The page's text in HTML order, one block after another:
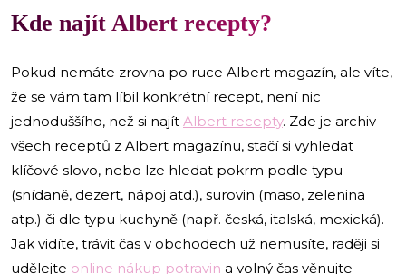
Kde najít Albert recepty?
Pokud nemáte zrovna po ruce Albert magazín, ale víte,
že se vám tam líbil konkrétní recept, není nic
jednoduššího, než si najít Albert recepty. Zde je archiv
všech receptů z Albert magazínu, stačí si vyhledat
klíčové slovo, nebo lze hledat pokrm podle typu
(snídaně, dezert, nápoj atd.), surovin (maso, zelenina
atp.) či dle typu kuchyně (např. česká, italská, mexická).
Jak vidíte, trávit čas v obchodech už nemusíte, raději si
udělejte online nákup potravin a volný čas věnujte